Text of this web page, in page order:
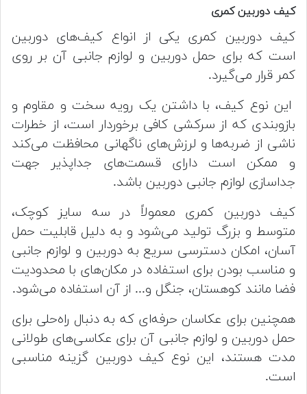
کیف دوربین کمری
کیف دوربین کمری یکی از انواع کیف‌های دوربین
است که برای حمل دوربین و لوازم جانبی آن بر روی
کمر قرار می‌گیرد.
این نوع کیف، با داشتن یک رویه سخت و مقاوم و
بازوبندی که از سرکشی کافی برخوردار است، از خطرات
ناشی از ضربه‌ها و لرزش‌های ناگهانی محافظت می‌کند
و ممکن است دارای قسمت‌های جداپذیر جهت
جداسازی لوازم جانبی دوربین باشد.
کیف دوربین کمری معمولاً در سه سایز کوچک،
متوسط و بزرگ تولید می‌شود و به دلیل قابلیت حمل
آسان، امکان دسترسی سریع به دوربین و لوازم جانبی
و مناسب بودن برای استفاده در مکان‌های با محدودیت
فضا مانند کوهستان، جنگل و... از آن استفاده می‌شود.
همچنین برای عکاسان حرفه‌ای که به دنبال راه‌حلی برای
حمل دوربین و لوازم جانبی آن برای عکاسی‌های طولانی
مدت هستند، این نوع کیف دوربین گزینه مناسبی
است.